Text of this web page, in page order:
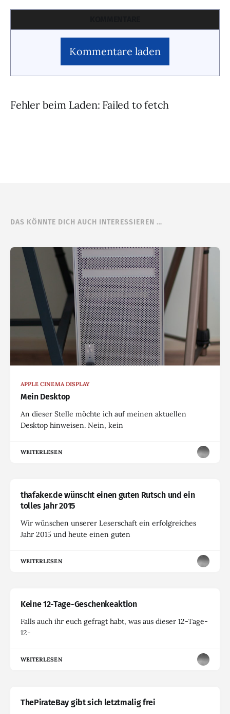
Kommentare laden
Fehler beim Laden: Failed to fetch
DAS KÖNNTE DICH AUCH INTERESSIEREN …
APPLE CINEMA DISPLAY
Mein Desktop
An dieser Stelle möchte ich auf meinen aktuellen
Desktop hinweisen. Nein, kein
WEITERLESEN
thafaker.de wünscht einen guten Rutsch und ein
tolles Jahr 2015
Wir wünschen unserer Leserschaft ein erfolgreiches
Jahr 2015 und heute einen guten
WEITERLESEN
Keine 12-Tage-Geschenkeaktion
Falls auch ihr euch gefragt habt, was aus dieser 12-Tage-
12-
WEITERLESEN
ThePirateBay gibt sich letztmalig frei